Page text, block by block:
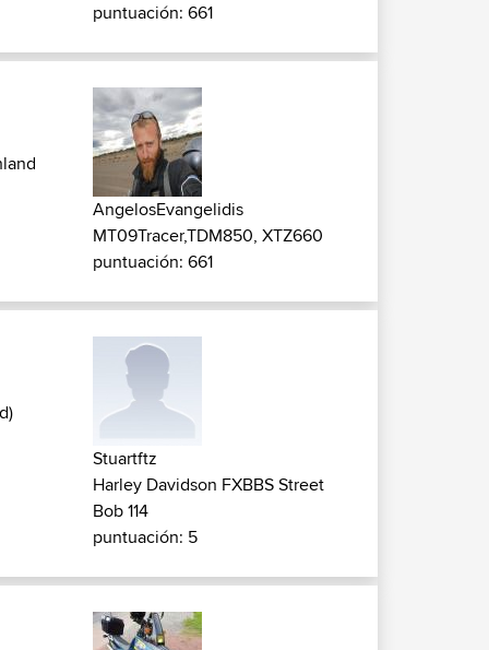
puntuación: 661
AngelosEvangelidis
MT09Tracer,TDM850, XTZ660
puntuación: 661
Stuartftz
Harley Davidson FXBBS Street
Bob 114
puntuación: 5